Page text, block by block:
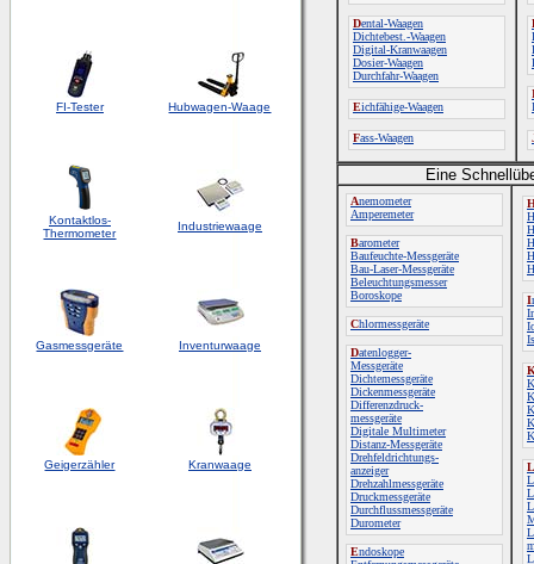
FI-Tester Hubwagen-Waage
Kontaktlos-
Thermometer
Industriewaage
Gasmessgeräte Inventurwaage
Geigerzähler Kranwaage
Dental-Waagen
Dichtebest.-Waagen
Digital-Kranwaagen
Dosier-Waagen
Durchfahr-Waagen
Eichfähige-Waagen
Fass-Waagen
Eine
Anemometer
Amperemeter
Barometer
Baufeuchte-Messgeräte
Bau-Laser-Messgeräte
Beleuchtungsmesser
Boroskope
Chlormessgeräte
Datenlogger-
Messgeräte
Dichtemessgeräte
Dickenmessgeräte
Differenzdruck-
messgeräte
Digitale Multimeter
Distanz-Messgeräte
Drehfeldrichtungs-
anzeiger
Drehzahlmessgeräte
Druckmessgeräte
Durchflussmessgeräte
Durometer
Endoskope
I
L